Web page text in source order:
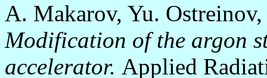
A. Makarov, Yu. Ostreinov,
Modification of the argon
accelerator. Applied